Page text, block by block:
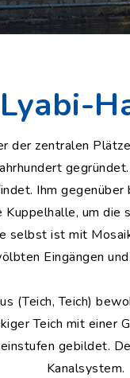
Lyabi-
der zentralen
Ihm
um
selbst ist mit
Eingängen
(Teich, Teich)
Teich mit
gebildet.
Kanalsystem.